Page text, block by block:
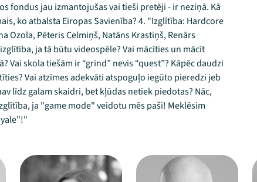
fondus jau izmantojušas vai tieši pretēji - ir neziņā. Kā
ko atbalsta Eiropas Savienība? 4. "Izglītība: Hardcore
Ozola, Pēteris Celmiņš, Natāns Krastiņš, Renārs
ja tā būtu videospēle? Vai mācīties un mācīt
skola tiešām ir “grind” nevis “quest”? Kāpēc daudzi
Vai atzīmes adekvāti atspoguļo iegūto pieredzi jeb
līdz galam skaidri, bet kļūdas netiek piedotas? Nāc,
ja "game mode" veidotu mēs paši! Meklēsim